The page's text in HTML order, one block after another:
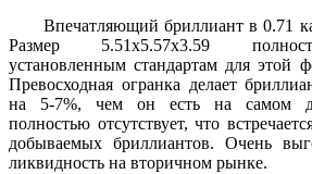
Впечатляющий бриллиант в 0.71
Размер 5.51x5.57x3.59
установленным стандартам для этой
Превосходная огранка делает
на 5-7%, чем он есть на самом
полностью отсутствует, что
добываемых бриллиантов. Очень
ликвидность на вторичном рынке.